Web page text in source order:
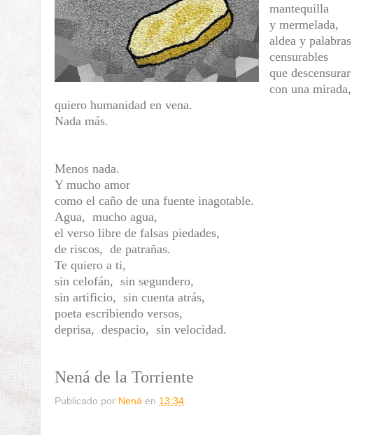
mantequilla
y mermelada,
aldea y palabras
censurables
que descensurar
con una mirada,
quiero humanidad en vena.
Nada más.
Menos nada.
Y mucho amor
como el caño de una fuente inagotable.
Agua, mucho agua,
el verso libre de falsas piedades,
de riscos, de patrañas.
Te quiero a ti,
sin celofán, sin segundero,
sin artificio, sin cuenta atrás,
poeta escribiendo versos,
deprisa, despacio, sin velocidad.
Nená de la Torriente
Publicado por Nená en 13:34